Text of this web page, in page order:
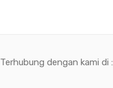
Terhubung dengan kami di :